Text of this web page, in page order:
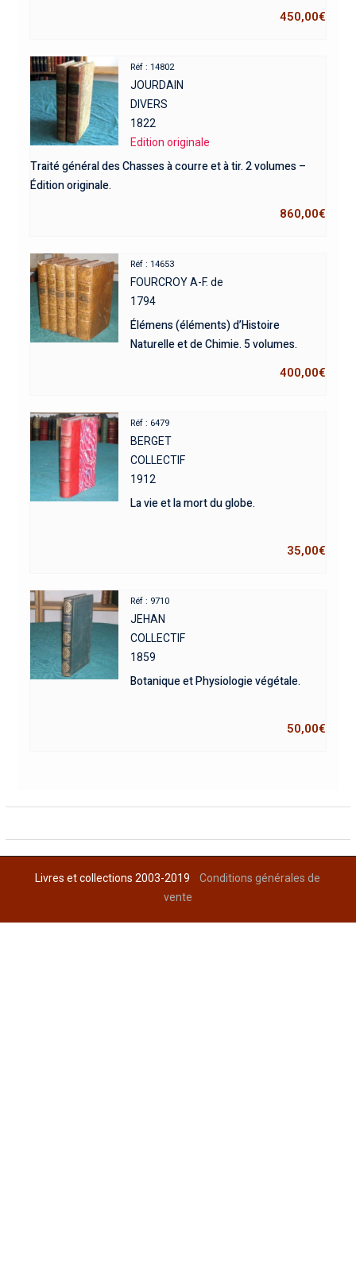
450,00€
Réf : 14802
JOURDAIN
DIVERS
1822
Edition originale
Traité général des Chasses à courre et à tir. 2 volumes –
Édition originale.
860,00€
Réf : 14653
FOURCROY A-F. de
1794
Élémens (éléments) d’Histoire
Naturelle et de Chimie. 5 volumes.
400,00€
Réf : 6479
BERGET
COLLECTIF
1912
La vie et la mort du globe.
35,00€
Réf : 9710
JEHAN
COLLECTIF
1859
Botanique et Physiologie végétale.
50,00€
Livres et collections 2003-2019Conditions générales de
vente